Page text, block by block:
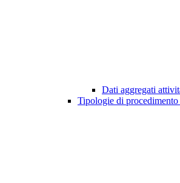
Dati aggregati
Tipologie di procedimento